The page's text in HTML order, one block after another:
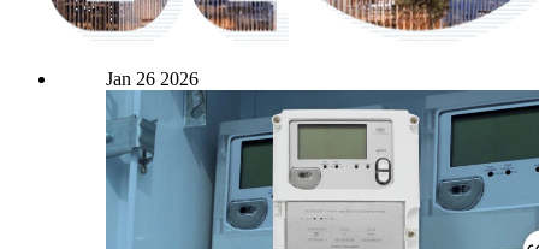
Jan 26 2026